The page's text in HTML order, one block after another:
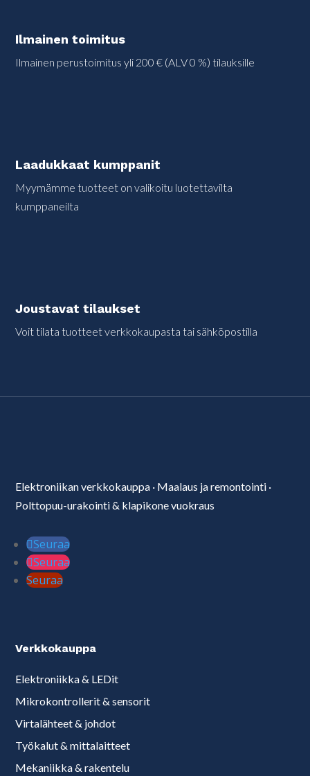
Ilmainen toimitus
Ilmainen perustoimitus yli 200 € (ALV 0 %) tilauksille
Laadukkaat kumppanit
Myymämme tuotteet on valikoitu luotettavilta
kumppaneilta
Joustavat tilaukset
Voit tilata tuotteet verkkokaupasta tai sähköpostilla
Elektroniikan verkkokauppa · Maalaus ja remontointi ·
Polttopuu-urakointi & klapikone vuokraus
Seuraa
Seuraa
Seuraa
Verkkokauppa
Elektroniikka & LEDit
Mikrokontrollerit & sensorit
Virtalähteet & johdot
Työkalut & mittalaitteet
Mekaniikka & rakentelu